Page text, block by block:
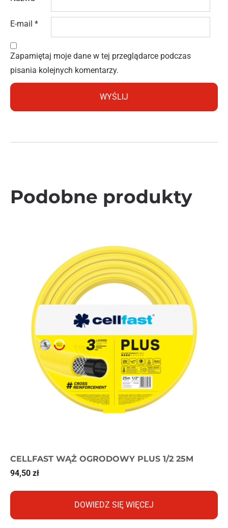
E-mail *
Zapamiętaj moje dane w tej przeglądarce podczas
pisania kolejnych komentarzy.
Podobne produkty
CELLFAST WĄŻ OGRODOWY PLUS 1/2 25M
94,50 zł
DOWIEDZ SIĘ WIĘCEJ